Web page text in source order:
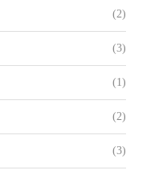
(2)
(3)
(1)
(2)
(3)